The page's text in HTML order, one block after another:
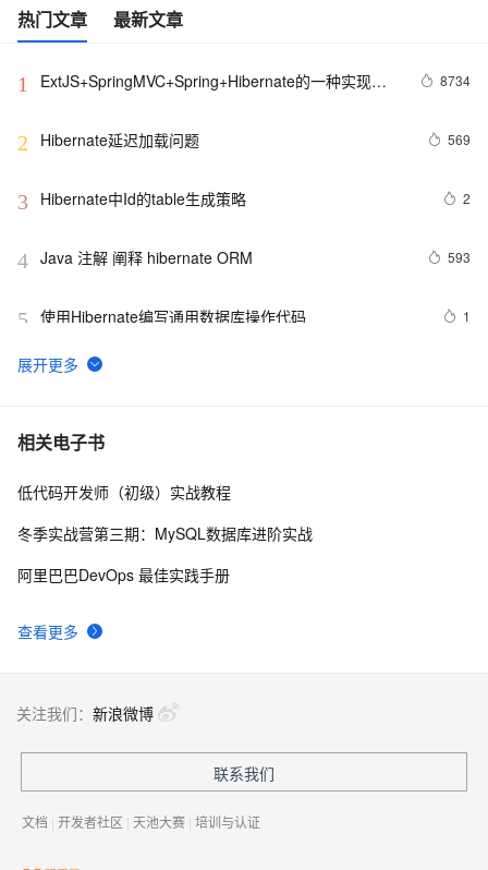
热门文章 最新文章
1
ExtJS+SpringMVC+Spring+Hibernate的一种实现
8734
2 Hibernate延迟加载问题 569
3 Hibernate中Id的table生成策略 2
4 Java 注解 阐释 hibernate ORM 593
5 使用Hibernate编写通用数据库操作代码 1
6
关于hibernate的实体类中有集合类型转化成JSON的工
7 Hibernate缓存和状态
8 Spring3 整合 Hibernate4实现数据库操作(1)
相关电子书
查看更多
低代码开发师（初级）实战教程
冬季实战营第三期：MySQL数据库进阶实战
阿里巴巴DevOps 最佳实践手册
关注我们： 新浪微博
联系我们
文档 | 开发者社区 | 天池大赛 | 培训与认证